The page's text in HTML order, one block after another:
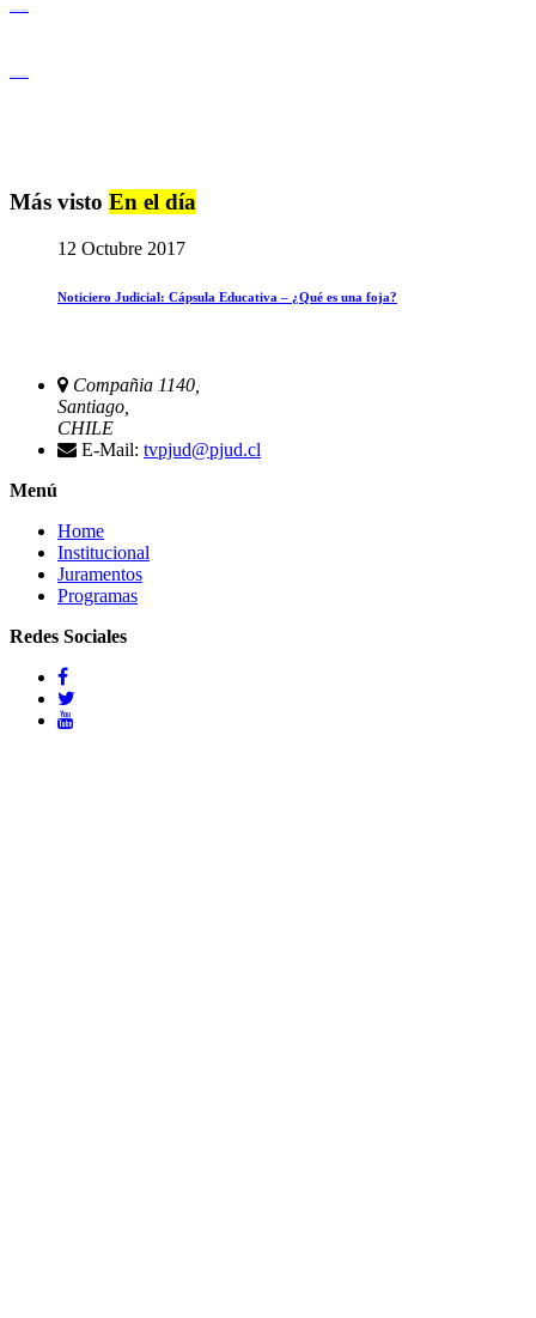
Más visto En el día
12 Octubre 2017
Noticiero Judicial: Cápsula Educativa – ¿Qué es una foja?
Compañia 1140,
Santiago,
CHILE
E-Mail: tvpjud@pjud.cl
Menú
Home
Institucional
Juramentos
Programas
Redes Sociales